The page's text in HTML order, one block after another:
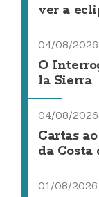
ver a
04/08/2026
O
la Sierra
04/08/2026
Cartas
da Costa
01/08/2026